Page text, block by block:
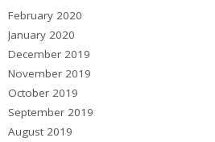
February 2020
January 2020
December 2019
November 2019
October 2019
September 2019
August 2019